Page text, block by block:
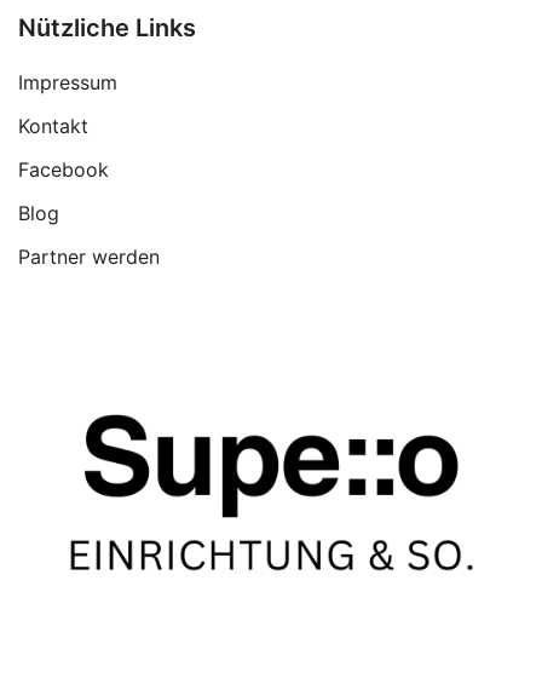
Nützliche Links
Impressum
Kontakt
Facebook
Blog
Partner werden